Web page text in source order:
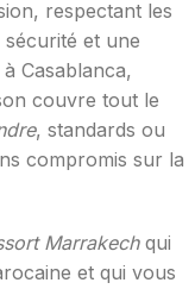
respectant les
et une
Casablanca,
couvre tout le
, standards ou
compromis sur la
Marrakechqui
et qui vous